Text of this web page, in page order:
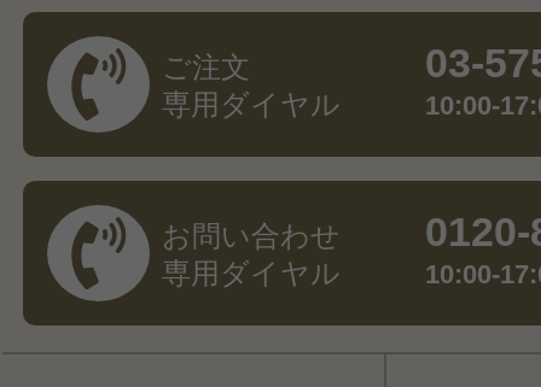
ご注文
専用ダイヤル
03-
10:00-
お問い合わせ
専用ダイヤル
10:00-